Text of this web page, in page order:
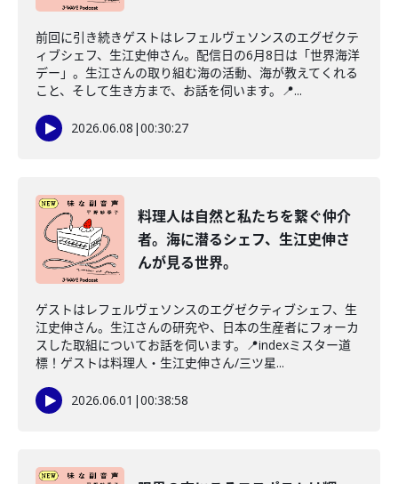
前回に引き続きゲストはレフェルヴェソンスのエグゼクテ
ィブシェフ、生江史伸さん。配信日の6月8日は「世界海洋
デー」。生江さんの取り組む海の活動、海が教えてくれる
こと、そして生き方まで、お話を伺います。📍...
2026.06.08 |00:30:27
料理人は自然と私たちを繋ぐ仲介
者。海に潜るシェフ、生江史伸さ
んが見る世界。
ゲストはレフェルヴェソンスのエグゼクティブシェフ、生
江史伸さん。生江さんの研究や、日本の生産者にフォーカ
スした取組についてお話を伺います。📍indexミスター道
標！ゲストは料理人・生江史伸さん/三ツ星...
2026.06.01 |00:38:58